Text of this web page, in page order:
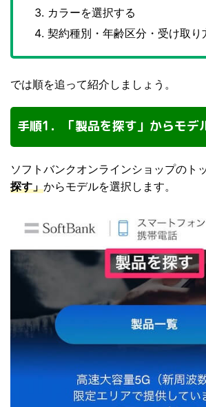
カラーを選択する
契約種別・年齢区分・受け取り
では順を追って紹介しましょう。
手順1．「製品を探す」からモデ
ソフトバンクオンラインショップのト
探す」からモデルを選択します。